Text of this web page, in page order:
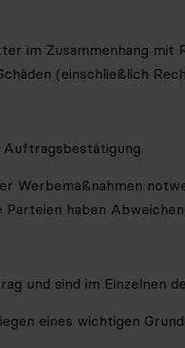
im Zusammenhang
(einschließlich
Parteien haben
und sind im Einzelnen
eines wichtigen